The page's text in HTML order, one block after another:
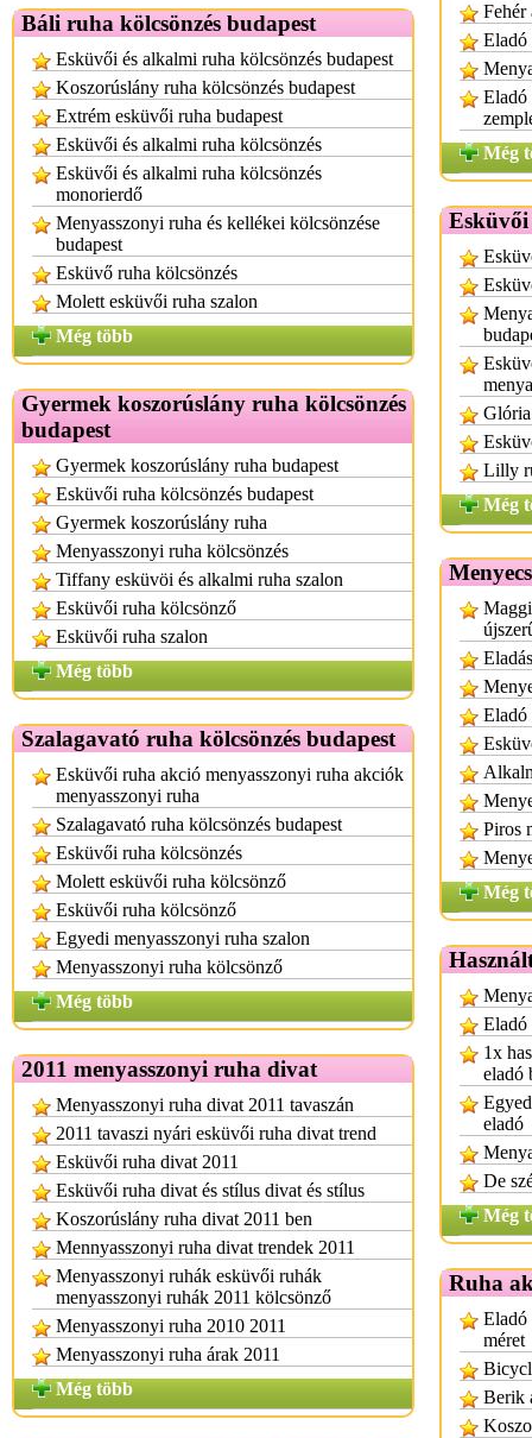
Báli ruha kölcsönzés budapest
Esküvői és alkalmi ruha kölcsönzés budapest
Koszorúslány ruha kölcsönzés budapest
Extrém esküvői ruha budapest
Esküvői és alkalmi ruha kölcsönzés
Esküvői és alkalmi ruha kölcsönzés
monorierdő
Menyasszonyi ruha és kellékei kölcsönzése
budapest
Esküvő ruha kölcsönzés
Molett esküvői ruha szalon
Még több
Gyermek koszorúslány ruha kölcsönzés
budapest
Gyermek koszorúslány ruha budapest
Esküvői ruha kölcsönzés budapest
Gyermek koszorúslány ruha
Menyasszonyi ruha kölcsönzés
Tiffany esküvöi és alkalmi ruha szalon
Esküvői ruha kölcsönző
Esküvői ruha szalon
Még több
Szalagavató ruha kölcsönzés budapest
Esküvői ruha akció menyasszonyi ruha akciók
menyasszonyi ruha
Szalagavató ruha kölcsönzés budapest
Esküvői ruha kölcsönzés
Molett esküvői ruha kölcsönző
Esküvői ruha kölcsönző
Egyedi menyasszonyi ruha szalon
Menyasszonyi ruha kölcsönző
Még több
2011 menyasszonyi ruha divat
Menyasszonyi ruha divat 2011 tavaszán
2011 tavaszi nyári esküvői ruha divat trend
Esküvői ruha divat 2011
Esküvői ruha divat és stílus divat és stílus
Koszorúslány ruha divat 2011 ben
Mennyasszonyi ruha divat trendek 2011
Menyasszonyi ruhák esküvői ruhák
menyasszonyi ruhák 2011 kölcsönző
Menyasszonyi ruha 2010 2011
Menyasszonyi ruha árak 2011
Még több
Fehér
Eladó
Eladó
Még
Esküvői
Lilly
Még
Eladó
Piros
Még
Eladó
1x
eladó
eladó
De
Még
Ruha
Eladó
méret
Berik